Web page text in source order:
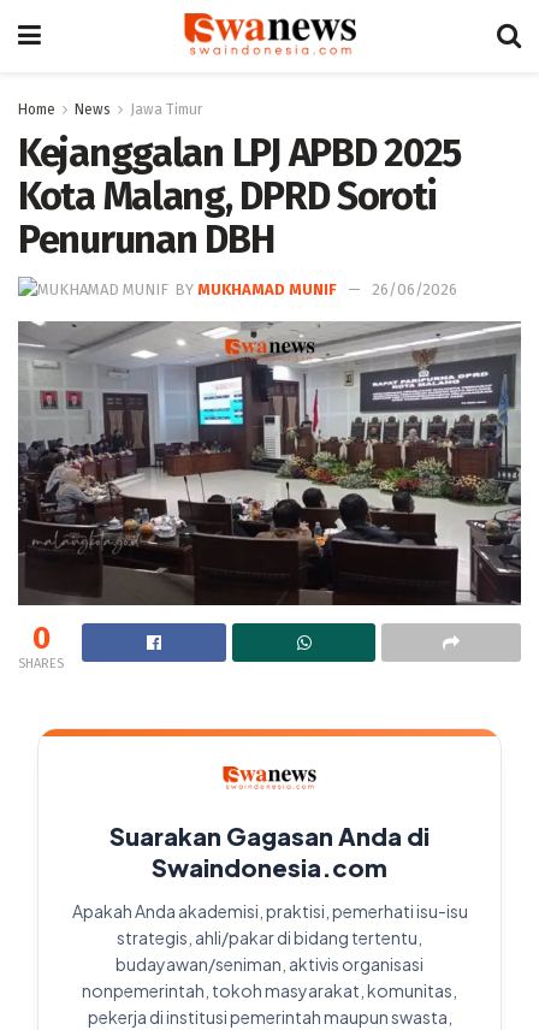
Home News Jawa Timur
Kejanggalan LPJ APBD 2025
Kota Malang, DPRD Soroti
Penurunan DBH
BY MUKHAMAD MUNIF 26/06/2026
0
SHARES
Suarakan Gagasan Anda di
Swaindonesia.com
Apakah Anda akademisi, praktisi, pemerhati isu-isu
strategis, ahli/pakar di bidang tertentu,
budayawan/seniman, aktivis organisasi
nonpemerintah, tokoh masyarakat, komunitas,
pekerja di institusi pemerintah maupun swasta,